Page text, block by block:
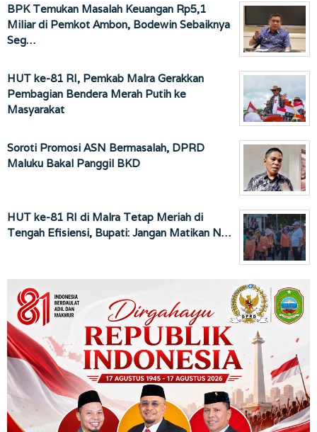
BPK Temukan Masalah Keuangan Rp5,1
Miliar di Pemkot Ambon, Bodewin Sebaiknya
Seg…
HUT ke-81 RI, Pemkab Malra Gerakkan
Pembagian Bendera Merah Putih ke
Masyarakat
Soroti Promosi ASN Bermasalah, DPRD
Maluku Bakal Panggil BKD
HUT ke-81 RI di Malra Tetap Meriah di
Tengah Efisiensi, Bupati: Jangan Matikan N…